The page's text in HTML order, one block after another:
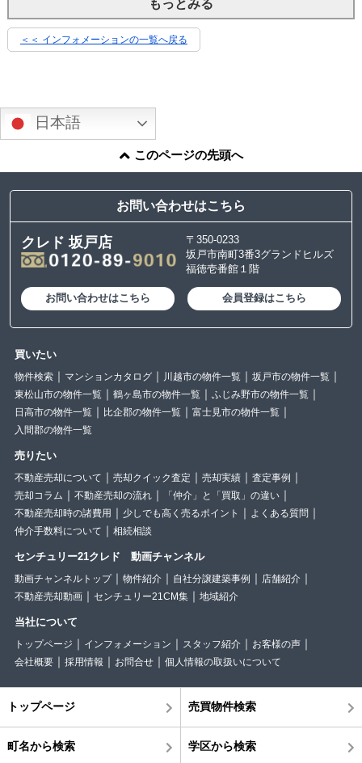
もっとみる
＜＜ インフォメーションの一覧へ戻る
日本語
このページの先頭へ
お問い合わせはこちら
クレド 坂戸店
〒350-0233
坂戸市南町3番3グランドヒルズ
福徳壱番館１階
お問い合わせはこちら 会員登録はこちら
買いたい
物件検索 マンションカタログ 川越市の物件一覧
坂戸市の物件一覧
東松山市の物件一覧
鶴ヶ島市の物件一覧
ふじみ野市の物件一覧
日高市の物件一覧
比企郡の物件一覧
富士見市の物件一覧
入間郡の物件一覧
売りたい
不動産売却について 売却クイック査定 売却実績
査定事例
売却コラム
不動産売却の流れ
「仲介」と「買取」の違い
不動産売却時の諸費用
少しでも高く売るポイント
よくある質問
仲介手数料について
相続相談
センチュリー21クレド 動画チャンネル
動画チャンネルトップ 物件紹介 自社分譲建築事例
店舗紹介
不動産売却動画
センチュリー21CM集 地域紹介
当社について
トップページ インフォメーション スタッフ紹介
お客様の声
会社概要
採用情報 お問合せ 個人情報の取扱いについて
トップページ 売買物件検索
町名から検索 学区から検索